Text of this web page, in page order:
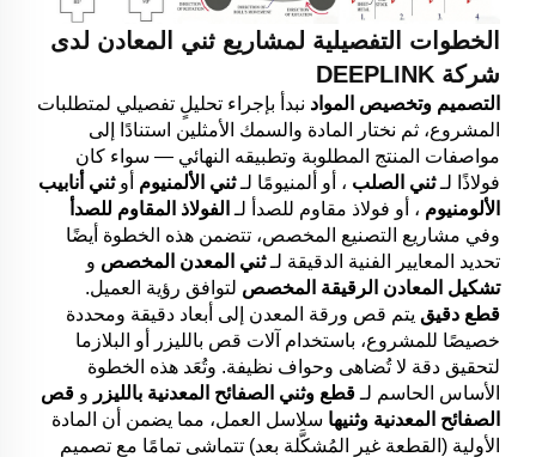
الخطوات التفصيلية لمشاريع ثني المعادن لدى
شركة DEEPLINK
التصميم وتخصيص المواد نبدأ بإجراء تحليلٍ تفصيلي لمتطلبات
المشروع، ثم نختار المادة والسمك الأمثلين استنادًا إلى
مواصفات المنتج المطلوبة وتطبيقه النهائي — سواء كان
فولاذًا لـثني الصلب ، أو ألمنيومًا لـثني الألمنيوم أوثني أنابيب
الألومنيوم ، أو فولاذ مقاوم للصدأ لـ الفولاذ المقاوم للصدأ
وفي مشاريع التصنيع المخصص، تتضمن هذه الخطوة أيضًا
تحديد المعايير الفنية الدقيقة لـثني المعدن المخصص و
تشكيل المعادن الرقيقة المخصص لتوافق رؤية العميل.
قطع دقيق يتم قص ورقة المعدن إلى أبعاد دقيقة ومحددة
خصيصًا للمشروع، باستخدام آلات قص بالليزر أو البلازما
لتحقيق دقة لا تُضاهى وحواف نظيفة. وتُعَد هذه الخطوة
الأساس الحاسم لـ قطع وثني الصفائح المعدنية بالليزر و قص
الصفائح المعدنية وثنيها سلاسل العمل، مما يضمن أن المادة
الأولية (القطعة غير المُشكَّلة بعد) تتماشى تمامًا مع تصميم